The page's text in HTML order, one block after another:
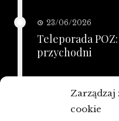
Zarządzaj
cookie
23/06/2026
Teleporada
przychodni
KSeF a zaległe
przed zmianą